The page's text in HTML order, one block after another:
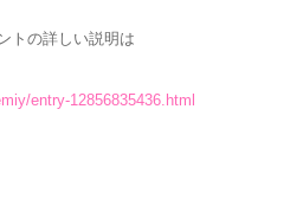
トの詳しい説明は
entry-12856835436.html